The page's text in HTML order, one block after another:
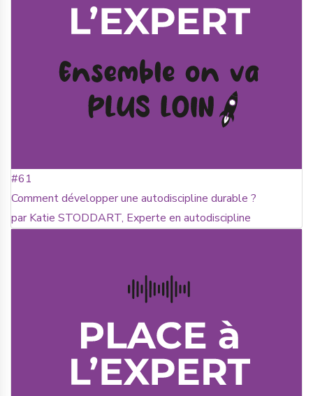
#61
Comment développer une autodiscipline durable ?
par Katie STODDART, Experte en autodiscipline